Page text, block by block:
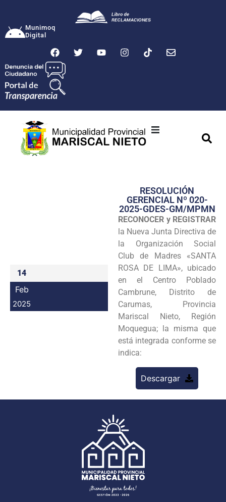
Munimoq
Digital
Transparencia
Seguridad
Programas
Intranet
14
Feb
2025
RESOLUCIÓN
GERENCIAL Nº 020-
2025-GDES-GM/MPMN
RECONOCER y REGISTRAR
la Nueva Junta Directiva de
la Organización Social
Club de Madres «SANTA
ROSA DE LIMA», ubicado
en el Centro Poblado
Cambrune, Distrito de
Carumas, Provincia
Mariscal Nieto, Región
Moquegua; la misma que
está integrada conforme se
indica:
Descargar